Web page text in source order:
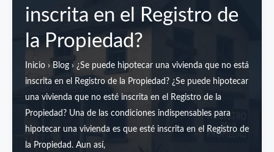
inscrita en el Registro de
la Propiedad?
Inicio › Blog › ¿Se puede hipotecar una vivienda que no está
inscrita en el Registro de la Propiedad? ¿Se puede hipotecar
una vivienda que no esté inscrita en el Registro de la
Propiedad? Una de las condiciones indispensables para
hipotecar una vivienda es que esté inscrita en el Registro de
la Propiedad. Aun así,